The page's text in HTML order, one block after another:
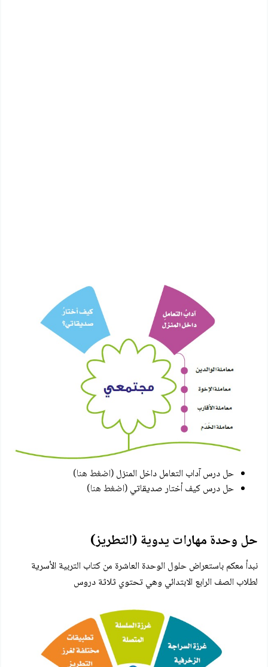
حل درس آداب التعامل داخل المنزل(اضغط هنا)
حل درس كيف أختار صديقاتي(اضغط هنا)
حل وحدة مهارات يدوية (التطريز)
نبدأ معكم باستعراض حلول الوحدة العاشرة من كتاب التربية الأسرية
لطلاب الصف الرابع الابتدائي وهي تحتوي ثلاثة دروس